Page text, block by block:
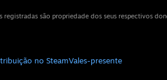
são propriedade dos seus respectivos
no SteamVales-presente